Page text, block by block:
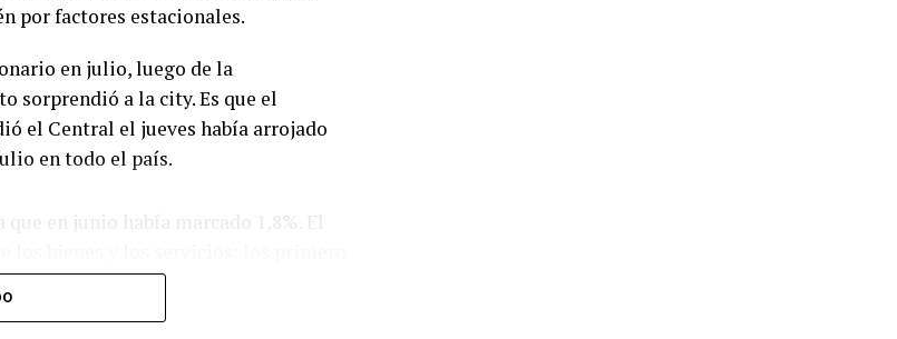
por factores estacionales.
en julio, luego de la
sorprendió a la city. Es que el
el Central el jueves había arrojado
en todo el país.
en junio había marcado 1,8%. El
tienen un peso menor en la